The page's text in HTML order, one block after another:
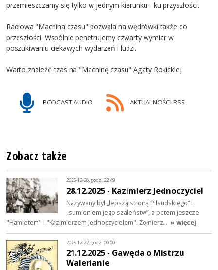
przemieszczamy się tylko w jednym kierunku - ku przyszłości.
Radiowa "Machina czasu" pozwala na wędrówki także do
przeszłości. Wspólnie penetrujemy czwarty wymiar w
poszukiwaniu ciekawych wydarzeń i ludzi.
Warto znaleźć czas na "Machinę czasu" Agaty Rokickiej.
PODCAST AUDIO AKTUALNOŚCI RSS
Zobacz także
2025-12-28, godz. 22:49
28.12.2025 - Kazimierz Jednoczyciel
Nazywany był „lepszą stroną Piłsudskiego” i
„sumieniem jego szaleństw”, a potem jeszcze
"Hamletem" i "Kazimierzem Jednoczycielem". Żołnierz… » więcej
2025-12-22, godz. 00:00
21.12.2025 - Gawęda o Mistrzu
Walerianie